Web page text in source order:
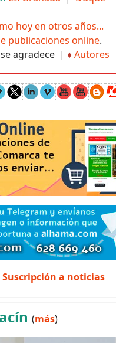
hoy en otros años...
publicaciones online.
agradece | ♦Autores
Suscripción a noticias
(más)